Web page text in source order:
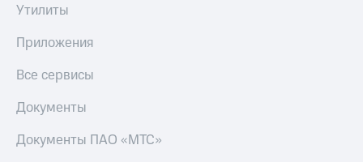
Утилиты
Приложения
Все сервисы
Документы
Документы ПАО «МТС»